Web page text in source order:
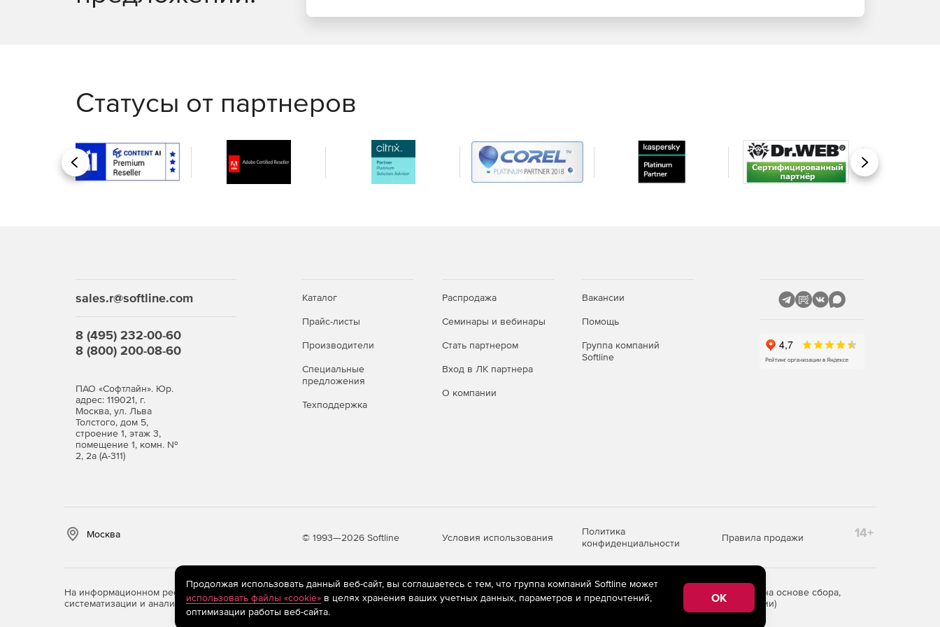
Статусы от партнеров
Назад Вперед
sales.r@softline.com
8 (495) 232-00-60
8 (800) 200-08-60
ПАО «Софтлайн». Юр.
адрес: 119021, г.
Москва, ул. Льва
Толстого, дом 5,
строение 1, этаж 3,
помещение 1, комн. №
2, 2а (А-311)
Каталог
Прайс-листы
Производители
Специальные
предложения
Техподдержка
Распродажа
Семинары и вебинары
Стать партнером
Вход в ЛК партнера
О компании
Вакансии
Помощь
Группа компаний
Softline
Москва © 1993—2026 Softline Условия использования
Политика
конфиденциальности
Правила продажи 14+
На информационном ресурсе store.softline.ru применяются рекомендательные технологии
(информационные технологии предоставления информации на основе сбора,
систематизации и анализа сведений, относящихся к предпочтениям пользователей сети «Интернет», находящихся на территории Российской Федерации)
Продолжая использовать данный веб-сайт, вы соглашаетесь с тем, что группа компаний Softline может
использовать файлы «cookie»в целях хранения ваших учетных данных, параметров и предпочтений,
оптимизации работы веб-сайта.
OK